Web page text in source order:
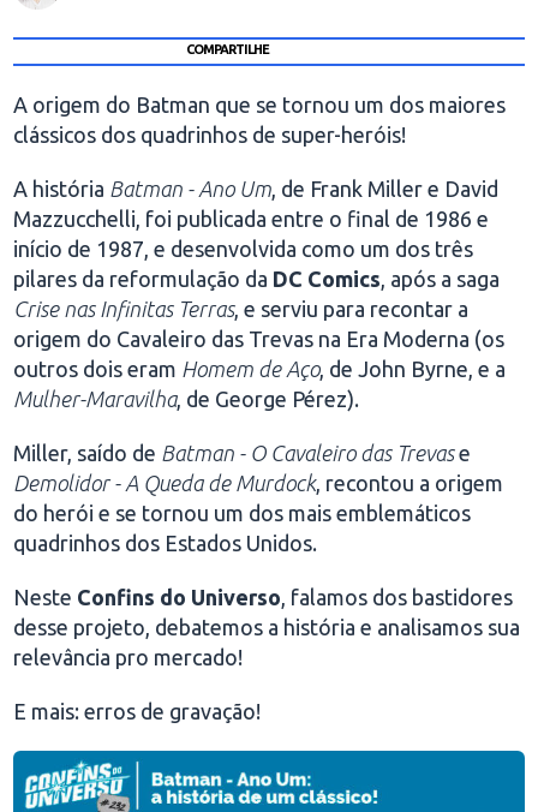
COMPARTILHE
A origem do Batman que se tornou um dos maiores
clássicos dos quadrinhos de super-heróis!
A história Batman - Ano Um, de Frank Miller e David
Mazzucchelli, foi publicada entre o final de 1986 e
início de 1987, e desenvolvida como um dos três
pilares da reformulação da DC Comics, após a saga
Crise nas Infinitas Terras, e serviu para recontar a
origem do Cavaleiro das Trevas na Era Moderna (os
outros dois eram Homem de Aço, de John Byrne, e a
Mulher-Maravilha, de George Pérez).
Miller, saído de Batman - O Cavaleiro das Trevase
Demolidor - A Queda de Murdock, recontou a origem
do herói e se tornou um dos mais emblemáticos
quadrinhos dos Estados Unidos.
Neste Confins do Universo, falamos dos bastidores
desse projeto, debatemos a história e analisamos sua
relevância pro mercado!
E mais: erros de gravação!